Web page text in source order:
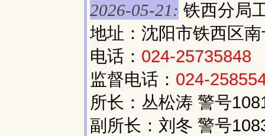
2026-05-21: 铁西分局
地址：沈阳市铁西区
电话： 024-25735848
监督电话： 024-
所长：丛松涛 警号
副所长：刘冬 警号